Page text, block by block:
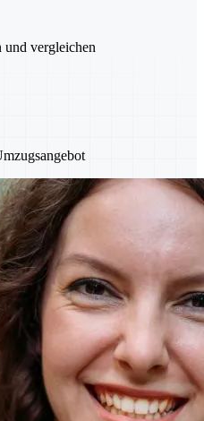
vergleichen